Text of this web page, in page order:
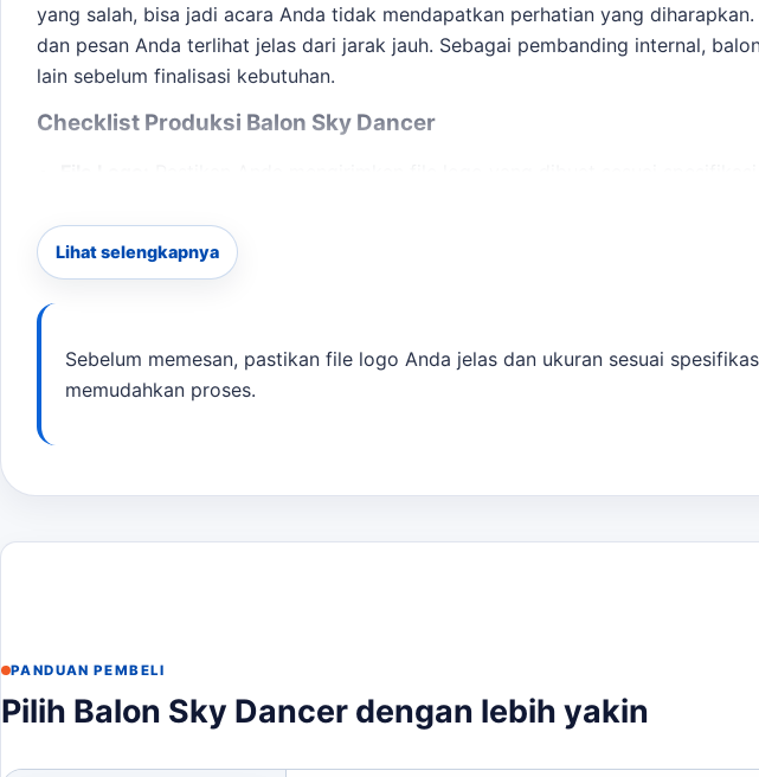
yang salah, bisa jadi acara Anda tidak mendapatkan perhatian yang
dan pesan Anda terlihat jelas dari jarak jauh. Sebagai pembanding internal,
lain sebelum finalisasi kebutuhan.
Checklist Produksi Balon Sky Dancer
Ukuran:Pilih ukuran yang sesuai dengan lokasi acara.
Jadwal Pengiriman:
Dengan mengikuti checklist ini, Anda dapat memastikan bahwa semua detail
paket balon promosi untuk event Tasikmalaya
dapat dipakai untuk melihat opsi
Pengiriman dan Produksi
Produksi balon sky dancer biasanya memakan waktu antara 2-10 hari kerja,
Tasikmalayamembantu pembaca menjaga brief tetap selaras dengan target
Hubungi Kami
Lihat selengkapnya
Sebelum memesan, pastikan file logo Anda jelas dan ukuran sesuai
memudahkan proses.
PANDUAN PEMBELI
Pilih Balon Sky Dancer dengan lebih yakin